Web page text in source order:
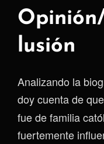
lusión
Analizando la
doy cuenta de
fue de familia
fuertemente